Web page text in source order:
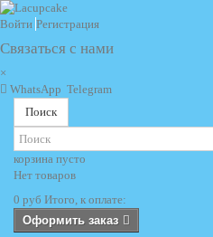
Войти Регистрация
Связаться с нами
×
WhatsApp Telegram
Поиск
корзина пусто
Нет товаров
0 руб Итого, к оплате:
Оформить заказ